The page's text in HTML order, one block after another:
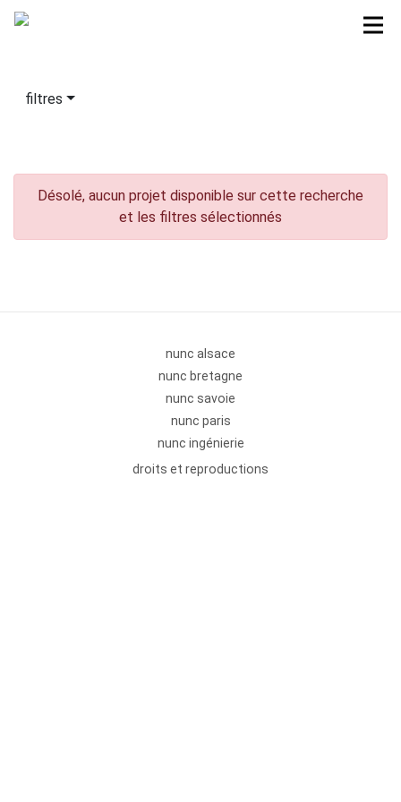
filtres
Désolé, aucun projet disponible sur cette recherche
et les filtres sélectionnés
nunc alsace
nunc bretagne
nunc savoie
nunc paris
nunc ingénierie
droits et reproductions